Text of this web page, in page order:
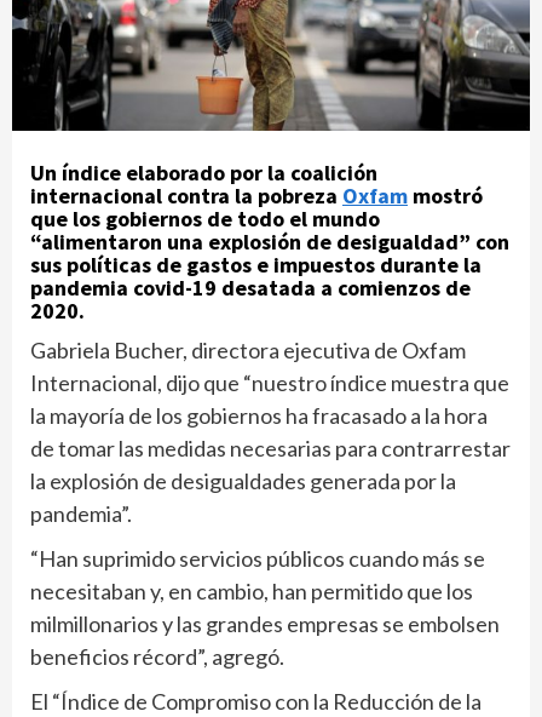
Un índice elaborado por la coalición
internacional contra la pobreza Oxfam mostró
que los gobiernos de todo el mundo
“alimentaron una explosión de desigualdad” con
sus políticas de gastos e impuestos durante la
pandemia covid-19 desatada a comienzos de
2020.
Gabriela Bucher, directora ejecutiva de Oxfam
Internacional, dijo que “nuestro índice muestra que
la mayoría de los gobiernos ha fracasado a la hora
de tomar las medidas necesarias para contrarrestar
la explosión de desigualdades generada por la
pandemia”.
“Han suprimido servicios públicos cuando más se
necesitaban y, en cambio, han permitido que los
milmillonarios y las grandes empresas se embolsen
beneficios récord”, agregó.
El “Índice de Compromiso con la Reducción de la